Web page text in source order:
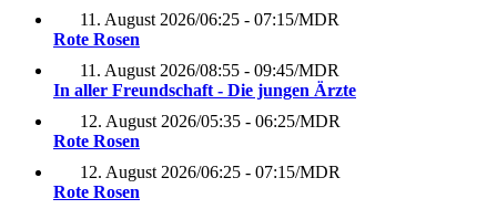
11. August 2026/06:25 - 07:15/MDR
Rote Rosen
11. August 2026/08:55 - 09:45/MDR
In aller Freundschaft - Die jungen Ärzte
12. August 2026/05:35 - 06:25/MDR
Rote Rosen
12. August 2026/06:25 - 07:15/MDR
Rote Rosen